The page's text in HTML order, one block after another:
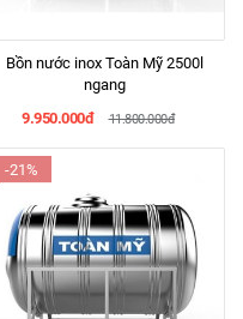
Bồn nước inox Toàn Mỹ 2500l
ngang
9.950.000đ
11.800.000đ
-21%